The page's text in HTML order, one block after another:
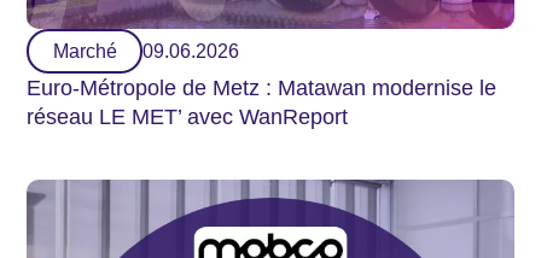
Marché 09.06.2026
Euro-Métropole de Metz : Matawan modernise le
réseau LE MET’ avec WanReport